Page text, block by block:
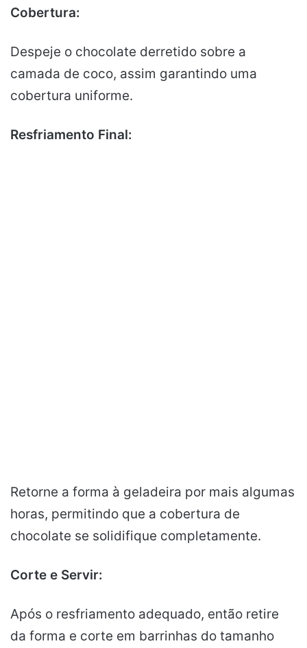
Cobertura:
Despeje o chocolate derretido sobre a
camada de coco, assim garantindo uma
cobertura uniforme.
Resfriamento Final:
Retorne a forma à geladeira por mais algumas
horas, permitindo que a cobertura de
chocolate se solidifique completamente.
Corte e Servir:
Após o resfriamento adequado, então retire
da forma e corte em barrinhas do tamanho